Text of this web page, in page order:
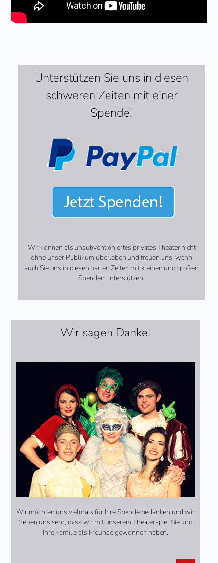
Unterstützen Sie uns in diesen
schweren Zeiten mit einer
Spende!
Wir können als unsubventioniertes privates Theater nicht
ohne unser Publikum überleben und freuen uns, wenn
auch Sie uns in diesen harten Zeiten mit kleinen und großen
Spenden unterstützen.
Wir sagen Danke!
Wir möchten uns vielmals für Ihre Spende bedanken und wir
freuen uns sehr, dass wir mit unserem Theaterspiel Sie und
Ihre Familie als Freunde gewonnen haben.